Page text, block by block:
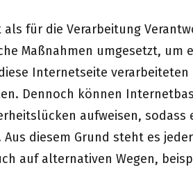
als für die Verarbeitung
Maßnahmen umgesetzt, um
Internetseite verarbeiteten
Dennoch können
aufweisen, sodass
diesem Grund steht es
auf alternativen Wegen,